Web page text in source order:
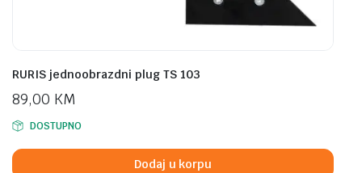
RURIS jednoobrazdni plug TS 103
89,00 KM
DOSTUPNO
Dodaj u korpu